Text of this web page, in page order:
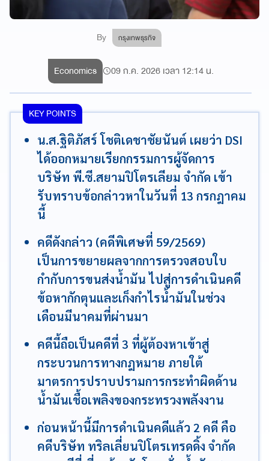
By กรุงเทพธุรกิจ
Economics 09 ก.ค. 2026 เวลา 12:14 น.
KEY POINTS
น.ส.ฐิติภัสร์ โชติเดชาชัยนันต์ เผยว่า DSI
ได้ออกหมายเรียกกรรมการผู้จัดการ
บริษัท พี.ซี.สยามปิโตรเลียม จำกัด เข้า
รับทราบข้อกล่าวหาในวันที่ 13 กรกฎาคม
นี้
คดีดังกล่าว (คดีพิเศษที่ 59/2569)
เป็นการขยายผลจากการตรวจสอบใบ
กำกับการขนส่งน้ำมัน ไปสู่การดำเนินคดี
ข้อหากักตุนและเก็งกำไรน้ำมันในช่วง
เดือนมีนาคมที่ผ่านมา
คดีนี้ถือเป็นคดีที่ 3 ที่ผู้ต้องหาเข้าสู่
กระบวนการทางกฎหมาย ภายใต้
มาตรการปราบปรามการกระทำผิดด้าน
น้ำมันเชื้อเพลิงของกระทรวงพลังงาน
ก่อนหน้านี้มีการดำเนินคดีแล้ว 2 คดี คือ
คดีบริษัท ทริลเลี่ยนปิโตรเทรดดิ้ง จำกัด